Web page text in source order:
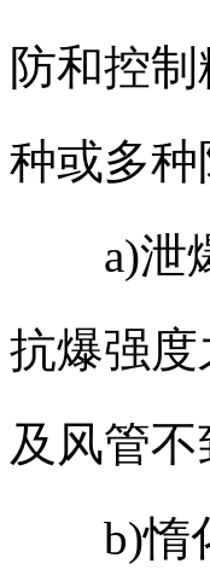
防和控
种或多种
a)泄爆
抗爆强
及风管不
b)惰化